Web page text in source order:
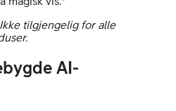
tilgjengelig for alle
AI-